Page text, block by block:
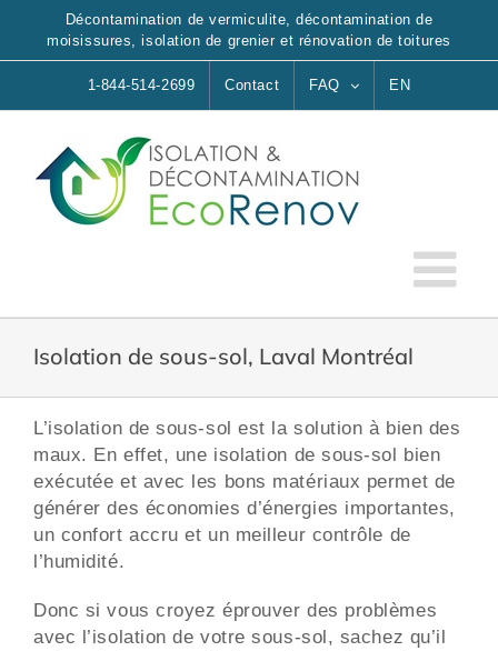
content
Décontamination de vermiculite, décontamination de
moisissures, isolation de grenier et rénovation de toitures
1-844-514-2699 Contact FAQ EN
Isolation de sous-sol, Laval Montréal
L’isolation de sous-sol est la solution à bien des
maux. En effet, une isolation de sous-sol bien
exécutée et avec les bons matériaux permet de
générer des économies d’énergies importantes,
un confort accru et un meilleur contrôle de
l’humidité.
Donc si vous croyez éprouver des problèmes
avec l’isolation de votre sous-sol, sachez qu’il